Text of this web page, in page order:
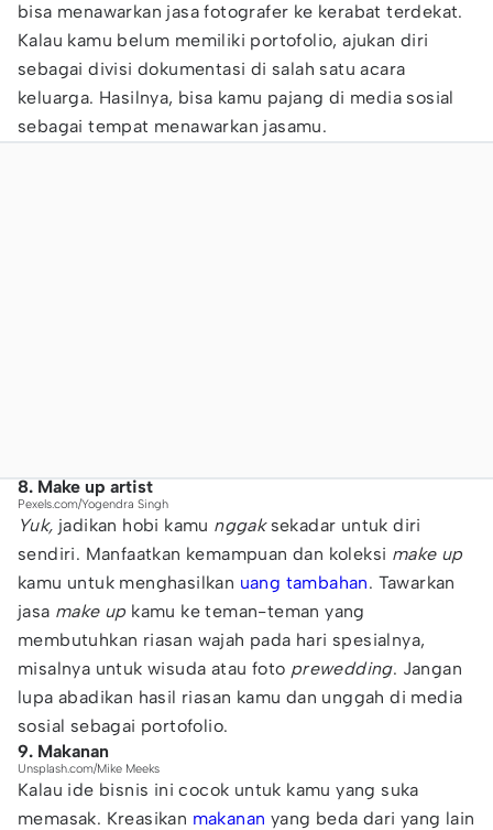
bisa menawarkan jasa fotografer ke kerabat terdekat.
Kalau kamu belum memiliki portofolio, ajukan diri
sebagai divisi dokumentasi di salah satu acara
keluarga. Hasilnya, bisa kamu pajang di media sosial
sebagai tempat menawarkan jasamu.
8. Make up artist
Pexels.com/Yogendra Singh
Yuk, jadikan hobi kamu nggaksekadar untuk diri
sendiri. Manfaatkan kemampuan dan koleksi make up
kamu untuk menghasilkan uang tambahan. Tawarkan
jasa make up kamu ke teman-teman yang
membutuhkan riasan wajah pada hari spesialnya,
misalnya untuk wisuda atau foto prewedding. Jangan
lupa abadikan hasil riasan kamu dan unggah di media
sosial sebagai portofolio.
9. Makanan
Unsplash.com/Mike Meeks
Kalau ide bisnis ini cocok untuk kamu yang suka
memasak. Kreasikan makanan yang beda dari yang lain